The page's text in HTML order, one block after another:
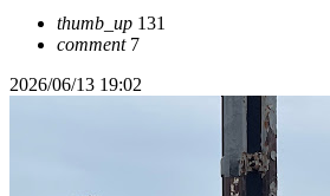
thumb_up 131
comment7
2026/06/13 19:02